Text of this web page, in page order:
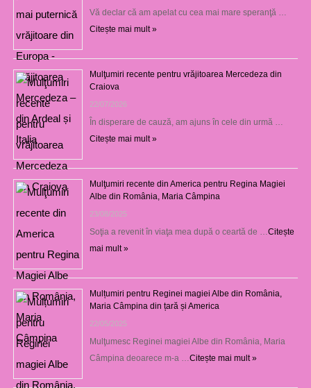
Vă declar că am apelat cu cea mai mare speranţă …
Citește mai mult »
Mulţumiri recente pentru vrăjitoarea Mercedeza din
Craiova
22/07/2026
În disperare de cauză, am ajuns în cele din urmă …
Citește mai mult »
Mulţumiri recente din America pentru Regina Magiei
Albe din România, Maria Câmpina
23/08/2025
Soţia a revenit în viaţa mea după o ceartă de …Citește
mai mult »
Mulțumiri pentru Reginei magiei Albe din România,
Maria Câmpina din țară și America
22/05/2025
Mulţumesc Reginei magiei Albe din România, Maria
Câmpina deoarece m-a …Citește mai mult »